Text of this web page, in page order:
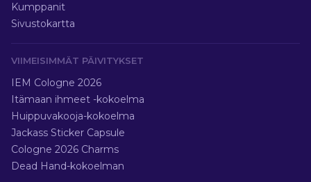
Kumppanit
Sivustokartta
VIIMEISIMMÄT PÄIVITYKSET
IEM Cologne 2026
Itämaan ihmeet -kokoelma
Huippuvakooja-kokoelma
Jackass Sticker Capsule
Cologne 2026 Charms
Dead Hand-kokoelman